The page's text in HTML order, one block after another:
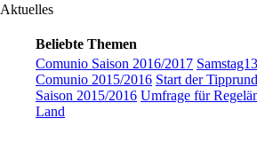
Aktuelles
Beliebte Themen
Comunio Saison 2016/2017
Comunio 2015/2016 Start der
Saison 2015/2016 Umfrage für
Land